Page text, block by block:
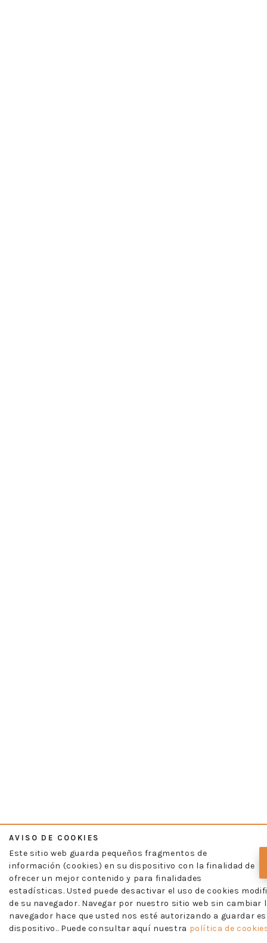
AVISO DE COOKIES
Este sitio web guarda pequeños fragmentos de
información (cookies) en su dispositivo con la finalidad de
ofrecer un mejor contenido y para finalidades
estadísticas. Usted puede desactivar el uso de cookies
de su navegador. Navegar por nuestro sitio web sin cambiar
navegador hace que usted nos esté autorizando a guardar
dispositivo.. Puede consultar aquí nuestra política de